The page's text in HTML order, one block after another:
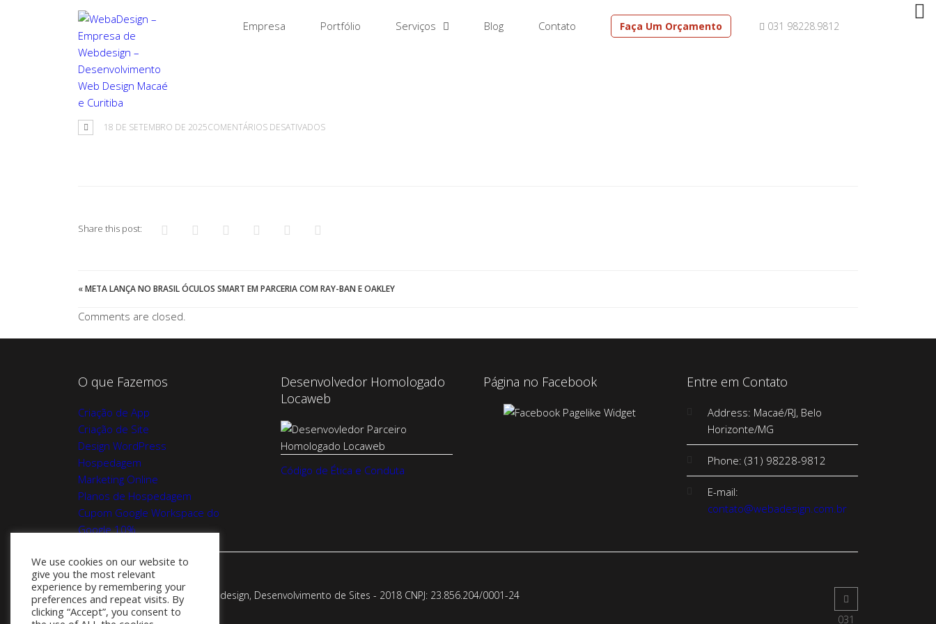
031 98228.9812
Empresa Portfólio Serviços Blog Contato Faça Um Orçamento
18 DE SETEMBRO DE 2025COMENTÁRIOS DESATIVADOSEM
Share this post:
«META LANÇA NO BRASIL ÓCULOS SMART EM PARCERIA COM RAY-BAN E OAKLEY
Comments are closed.
O que Fazemos
Criação de App
Criação de Site
Design WordPress
Hospedagem
Marketing Online
Planos de Hospedagem
Cupom Google Workspace do
Google 10%
Desenvolvedor Homologado
Locaweb
Código de Ética e Conduta
Página no Facebook Entre em Contato
Address: Macaé/RJ, Belo
Horizonte/MG
Phone: (31) 98228-9812
E-mail:
contato@webadesign.com.br
Webadesign - Empresa de Webdesign, Desenvolvimento de Sites - 2018 CNPJ: 23.856.204/0001-­24
031
We use cookies on our website to
give you the most relevant
experience by remembering your
preferences and repeat visits. By
clicking “Accept”, you consent to